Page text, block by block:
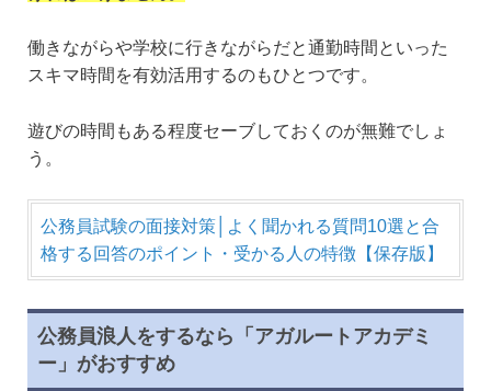
働きながらや学校に行きながらだと通勤時間といった
スキマ時間を有効活用するのもひとつです。
遊びの時間もある程度セーブしておくのが無難でしょ
う。
公務員試験の面接対策│よく聞かれる質問10選と合
格する回答のポイント・受かる人の特徴【保存版】
公務員浪人をするなら「アガルートアカデミ
ー」がおすすめ